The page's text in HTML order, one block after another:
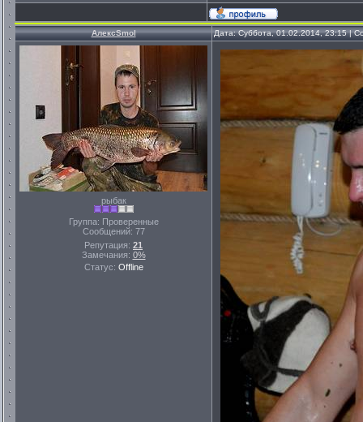
АлексSmol Дата: Суббота, 01.02.2014, 23:15 |
рыбак
Группа: Проверенные
Сообщений: 77
Репутация: 21
Замечания: 0%
Статус: Offline